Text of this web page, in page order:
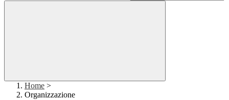
Home >
Organizzazione